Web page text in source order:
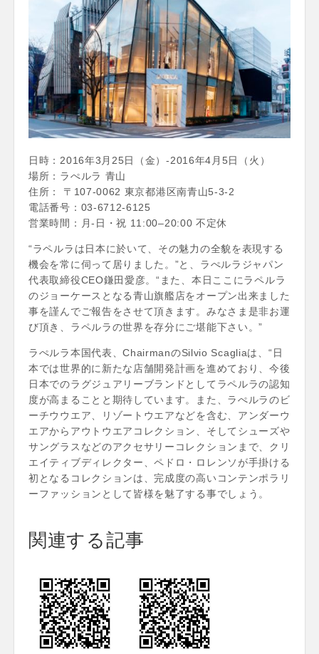
日時：2016年3月25日（金）-2016年4月5日（火）
場所：ラぺルラ 青山
住所： 〒107-0062 東京都港区南青山5-3-2
電話番号：03-6712-6125
営業時間：月-日・祝 11:00–20:00 不定休
“ラペルラは日本に於いて、その魅力の全貌を表現する
機会を常に伺って居りました。”と、ラぺルラジャパン
代表取締役CEO鎌田愛彦。“また、本日ここにラペルラ
のジョーケースとなる青山旗艦店をオープン出来ました
事を謹んでご報告をさせて頂きます。みなさま是非お運
び頂き、ラペルラの世界を存分にご堪能下さい。”
ラぺルラ本国代表、ChairmanのSilvio Scagliaは、“日
本では世界的に新たな店舗開発計画を進めており、今後
日本でのラグジュアリーブランドとしてラペルラの認知
度が高まることと期待しています。また、ラぺルラのビ
ーチウウエア、リゾートウエアなどを含む、アンダーウ
エアからアウトウエアコレクション、そしてシューズや
サングラスなどのアクセサリーコレクションまで、クリ
エイティブディレクター、ペドロ・ロレンソが手掛ける
初となるコレクションは、完成度の高いコンテンポラリ
ーファッションとして皆様を魅了する事でしょう。
関連する記事